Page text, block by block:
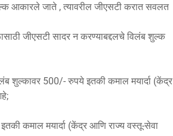
आकारले जाते , त्यावरील जीएसटी करात सवलत
जीएसटी सादर न करण्याबद्दलचे विलंब शुल्क
शुल्कावर 500/- रुपये इतकी कमाल मयार्दा (केंद्र
कमाल मयार्दा (केंद्र आणि राज्य वस्तू-सेवा